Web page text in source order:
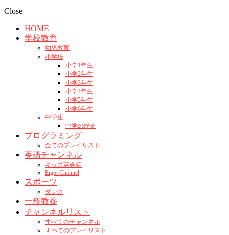
Close
HOME
学校教育
幼児教育
小学校
小学1年生
小学2年生
小学3年生
小学4年生
小学5年生
小学6年生
中学生
中学の歴史
プログラミング
全てのプレイリスト
英語チャンネル
キッズ英会話
Eigot Channel
スポーツ
ダンス
一般教養
チャンネルリスト
すべてのチャンネル
すべてのプレイリスト